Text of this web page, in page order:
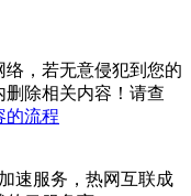
，若无意侵犯到您的
除相关内容！请查
的流程
速服务，热网互联成